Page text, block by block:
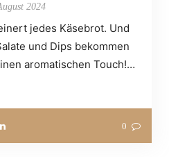
2024
jedes Käsebrot. Und
und Dips bekommen
aromatischen Touch!…
0